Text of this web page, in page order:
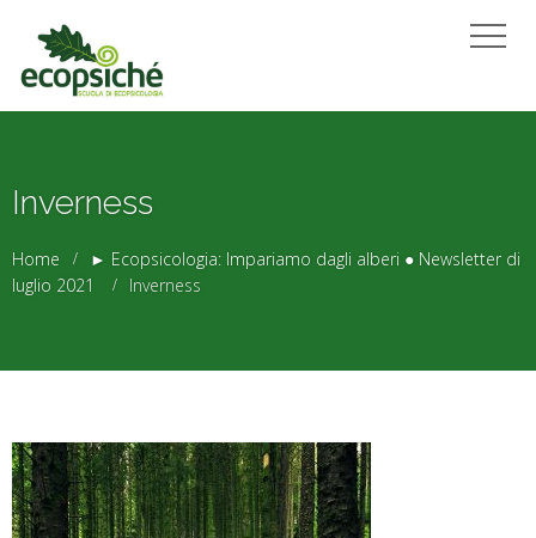
Inverness
Home
► Ecopsicologia: Impariamo dagli alberi ● Newsletter di
luglio 2021
Inverness